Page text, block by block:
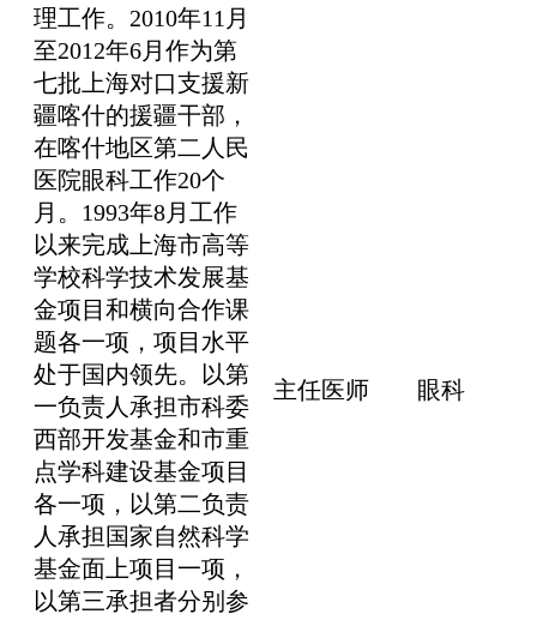
理工作。2010年11月
至2012年6月作为第
七批上海对口支援新
疆喀什的援疆干部，
在喀什地区第二人民
医院眼科工作20个
月。1993年8月工作
以来完成上海市高等
学校科学技术发展基
金项目和横向合作课
题各一项，项目水平
处于国内领先。以第
一负责人承担市科委
西部开发基金和市重
点学科建设基金项目
各一项，以第二负责
人承担国家自然科学
基金面上项目一项，
以第三承担者分别参
主任医师 眼科